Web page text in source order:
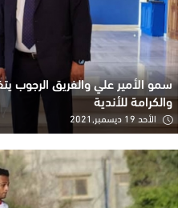
سمو الأمير علي والفريق الرجوب
والكرامة للأندية‎‎
الأحد 19 ديسمبر,2021